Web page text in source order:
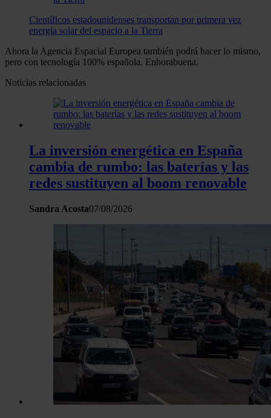
Científicos estadounidenses transportan por primera vez
energía solar del espacio a la Tierra
Ahora la Agencia Espacial Europea también podrá hacer lo mismo,
pero con tecnología 100% española. Enhorabuena.
Noticias relacionadas
La inversión energética en España
cambia de rumbo: las baterías y las
redes sustituyen al boom renovable
Sandra Acosta07/08/2026